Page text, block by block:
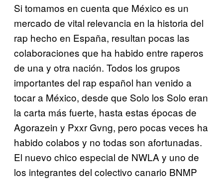
Si tomamos en cuenta que México es un
mercado de vital relevancia en la historia del
rap hecho en España, resultan pocas las
colaboraciones que ha habido entre raperos
de una y otra nación. Todos los grupos
importantes del rap español han venido a
tocar a México, desde que Solo los Solo eran
la carta más fuerte, hasta estas épocas de
Agorazein y Pxxr Gvng, pero pocas veces ha
habido colabos y no todas son afortunadas.
El nuevo chico especial de NWLA y uno de
los integrantes del colectivo canario BNMP